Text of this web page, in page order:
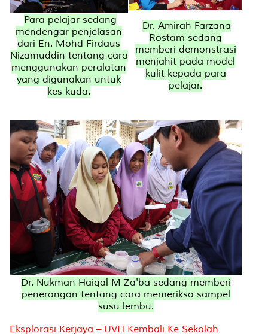
Para pelajar sedang
mendengar penjelasan
dari En. Mohd Firdaus
Nizamuddin tentang cara
menggunakan peralatan
yang digunakan untuk
kes kuda.
Dr. Amirah Farzana
Rostam sedang
memberi demonstrasi
menjahit pada model
kulit kepada para
pelajar.
Dr. Nukman Haiqal M Za'ba sedang memberi
penerangan tentang cara memeriksa sampel
susu lembu.
Eksplorasi Kerjaya – UVH Kembali Ke Sekolah